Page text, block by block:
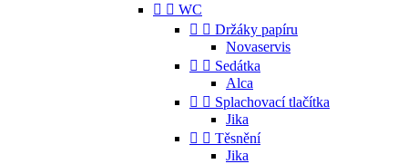
  WC
  Držáky papíru
Novaservis
  Sedátka
Alca
  Splachovací tlačítka
Jika
  Těsnění
Jika